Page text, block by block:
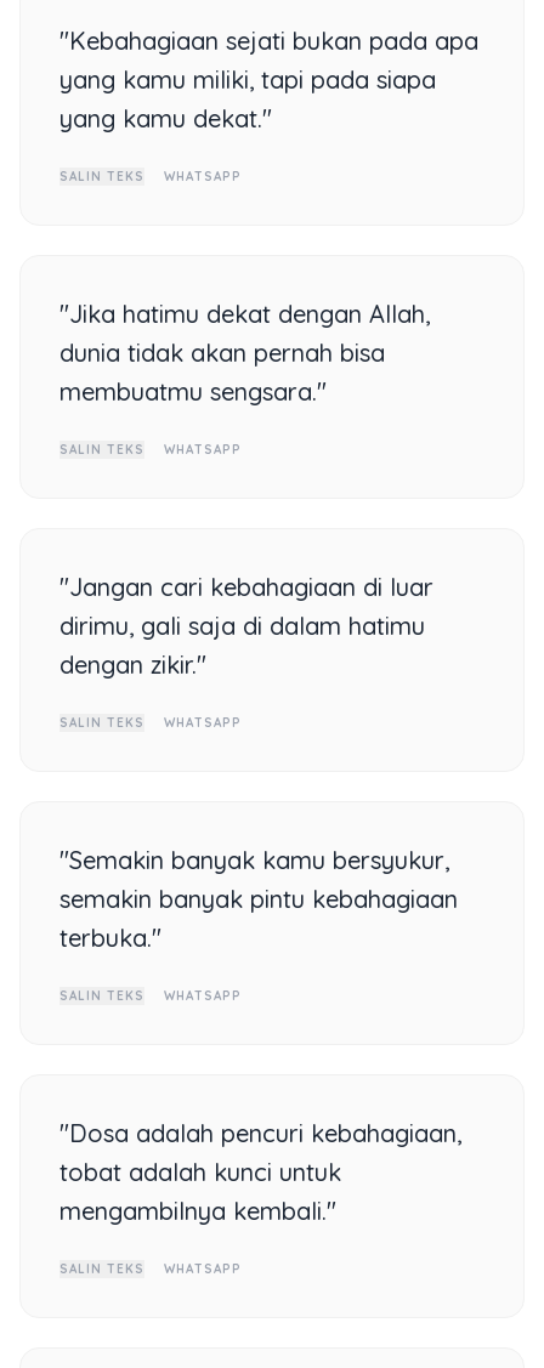
"Kebahagiaan sejati bukan pada apa
yang kamu miliki, tapi pada siapa
yang kamu dekat."
SALIN TEKS WHATSAPP
"Jika hatimu dekat dengan Allah,
dunia tidak akan pernah bisa
membuatmu sengsara."
SALIN TEKS WHATSAPP
"Jangan cari kebahagiaan di luar
dirimu, gali saja di dalam hatimu
dengan zikir."
SALIN TEKS WHATSAPP
"Semakin banyak kamu bersyukur,
semakin banyak pintu kebahagiaan
terbuka."
SALIN TEKS WHATSAPP
"Dosa adalah pencuri kebahagiaan,
tobat adalah kunci untuk
mengambilnya kembali."
SALIN TEKS WHATSAPP